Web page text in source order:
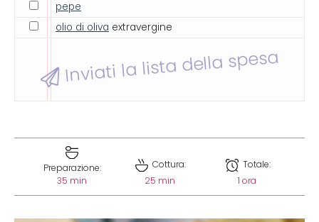
pepe
olio di oliva extravergine
Inviati la lista della spesa
Preparazione:
35 min
Cottura:
25 min
Totale:
1 ora